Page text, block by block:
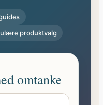
produktvalg
omtanke